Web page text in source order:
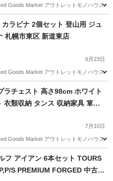
Goods Market アウトレットモノハウ
チン家電 レトルト
ラビナ 2個セット 登山用 ジュ
札幌市東区 新道東店
6月23日
Goods Market アウトレットモノハウ
他 カラビナ
ラチェスト 高さ98cm ホワイト
衣類収納 タンス 収納家具 箪笥
市東区 新道東店
7月10日
Goods Market アウトレットモノハウ
家具
フ アイアン 6本セット TOURS
S PREMIUM FORGED 中古